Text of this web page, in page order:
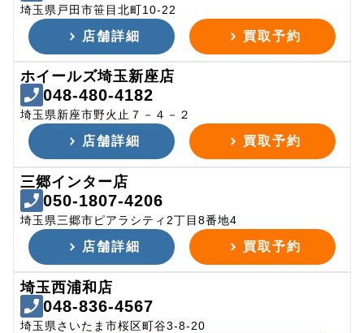
埼玉県戸田市笹目北町10-22
店舗詳細 買取予約
ホイールズ埼玉新座店
048-480-4182
埼玉県新座市野火止７－４－２
店舗詳細 買取予約
三郷インター店
050-1807-4206
埼玉県三郷市ピアラシティ2丁目8番地4
店舗詳細 買取予約
埼玉西浦和店
048-836-4567
埼玉県さいたま市桜区町谷3-8-20